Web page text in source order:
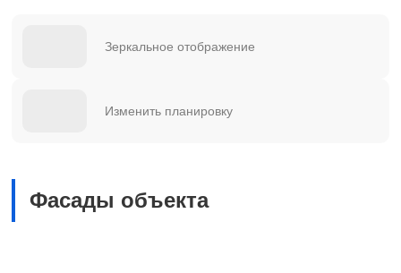
Зеркальное отображение
Изменить планировку
Фасады объекта